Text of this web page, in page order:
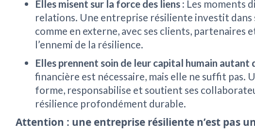
Elles misent sur la force des liens : Les moments
relations. Une entreprise résiliente investit dans
comme en externe, avec ses clients, partenaires
l’ennemi de la résilience.
Elles prennent soin de leur capital humain autant
financière est nécessaire, mais elle ne suffit pas.
forme, responsabilise et soutient ses
résilience profondément durable.
Attention : une entreprise résiliente n’est pas